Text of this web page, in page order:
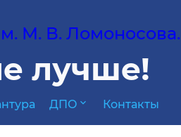
М. В. Ломоносова.
лучше!
ДПО expand_more Контакты